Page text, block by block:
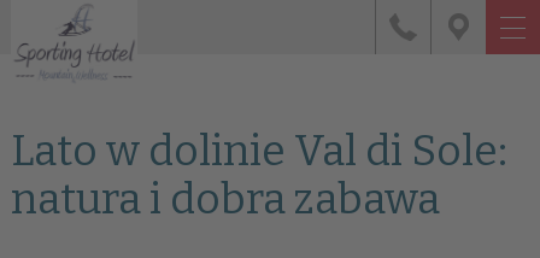
Lato w dolinie Val di Sole:
natura i dobra zabawa